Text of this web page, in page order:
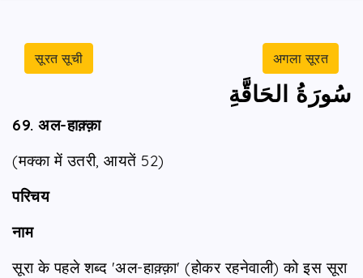
सूरत सूची अगला सूरत
سُورَةُ الحَاقَّةِ
69. अल-हाक़्क़ा
(मक्का में उतरी, आयतें 52)
परिचय
नाम
सूरा के पहले शब्द 'अल-हाक़्क़ा' (होकर रहनेवाली) को इस सूरा